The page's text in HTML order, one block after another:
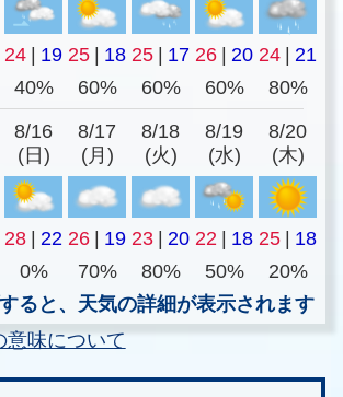
24 | 19 25 | 18 25 | 17 26 | 20 24 | 21
40% 60% 60% 60% 80%
8/16
(日)
8/17
(月)
8/18
(火)
8/19
(水)
8/20
(木)
28 | 22 26 | 19 23 | 20 22 | 18 25 | 18
0% 70% 80% 50%
20%
ると、天気の詳細が表示されます
意味について